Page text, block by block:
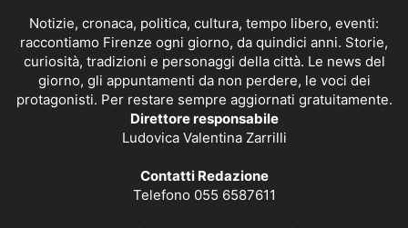
Notizie, cronaca, politica, cultura, tempo libero, eventi:
raccontiamo Firenze ogni giorno, da quindici anni. Storie,
curiosità, tradizioni e personaggi della città. Le news del
giorno, gli appuntamenti da non perdere, le voci dei
protagonisti. Per restare sempre aggiornati gratuitamente.
Direttore responsabile
Ludovica Valentina Zarrilli
Contatti Redazione
Telefono 055 6587611